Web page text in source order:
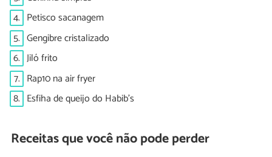
4. Petisco sacanagem
5. Gengibre cristalizado
6. Jiló frito
7. Rap10 na air fryer
8. Esfiha de queijo do Habib's
Receitas que você não pode perder